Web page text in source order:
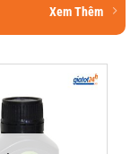
Xem Thêm